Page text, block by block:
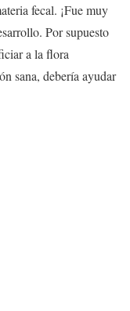
fecal. ¡Fue muy
Por supuesto
a la flora
sana, debería ayudar